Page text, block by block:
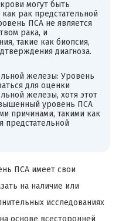
могут быть
рак предстательной
ПСА не является
рака, и
такие как биопсия,
диагноза.
железы: Уровень
для оценки
железы, хотя этот
уровень ПСА
причинами, такими как
предстательной
ПСА имеет свои
на наличие или
исследованиях